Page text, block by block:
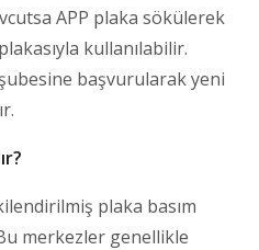
APP plaka sökülerek
kullanılabilir.
başvurularak yeni
plaka basım
merkezler genellikle